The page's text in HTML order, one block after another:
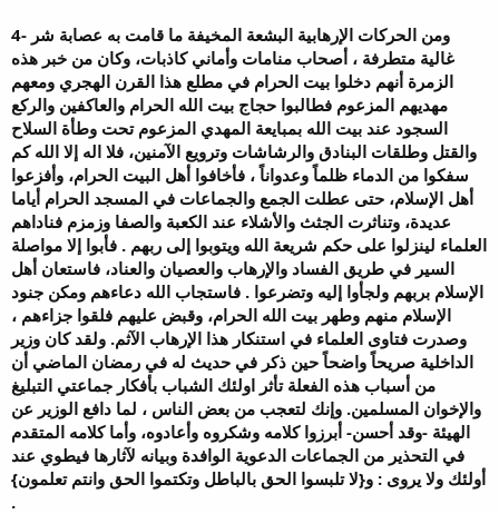
4- ومن الحركات الإرهابية البشعة المخيفة ما قامت به عصابة شر
غالية متطرفة ، أصحاب منامات وأماني كاذبات، وكان من خبر هذه
الزمرة أنهم دخلوا بيت الحرام في مطلع هذا القرن الهجري ومعهم
مهديهم المزعوم فطالبوا حجاج بيت الله الحرام والعاكفين والركع
السجود عند بيت الله بمبايعة المهدي المزعوم تحت وطأة السلاح
والقتل وطلقات البنادق والرشاشات وترويع الآمنين، فلا اله إلا الله كم
سفكوا من الدماء ظلماً وعدواناً ، فأخافوا أهل البيت الحرام، وأفزعوا
أهل الإسلام، حتى عطلت الجمع والجماعات في المسجد الحرام أياما
عديدة، وتناثرت الجثث والأشلاء عند الكعبة والصفا وزمزم فناداهم
العلماء لينزلوا على حكم شريعة الله ويتوبوا إلى ربهم . فأبوا إلا مواصلة
السير في طريق الفساد والإرهاب والعصيان والعناد، فاستعان أهل
الإسلام بربهم ولجأوا إليه وتضرعوا . فاستجاب الله دعاءهم ومكن جنود
الإسلام منهم وطهر بيت الله الحرام، وقبض عليهم فلقوا جزاءهم ،
وصدرت فتاوى العلماء في استنكار هذا الإرهاب الآثم. ولقد كان وزير
الداخلية صريحاً واضحاً حين ذكر في حديث له في رمضان الماضي أن
من أسباب هذه الفعلة تأثر اولئك الشباب بأفكار جماعتي التبليغ
والإخوان المسلمين. وإنك لتعجب من بعض الناس ، لما دافع الوزير عن
الهيئة -وقد أحسن- أبرزوا كلامه وشكروه وأعادوه، وأما كلامه المتقدم
في التحذير من الجماعات الدعوية الوافدة وبيانه لآثارها فيطوي عند
أولئك ولا يروى : و{لا تلبسوا الحق بالباطل وتكتموا الحق وانتم تعلمون}
.